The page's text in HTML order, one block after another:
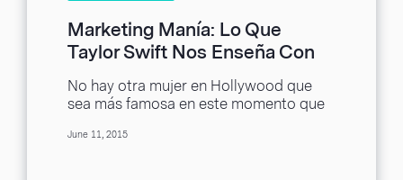
Marketing Manía: Lo Que
Taylor Swift Nos Enseña Con
Su Nuevo Sencillo
No hay otra mujer en Hollywood que
sea más famosa en este momento que
June 11, 2015